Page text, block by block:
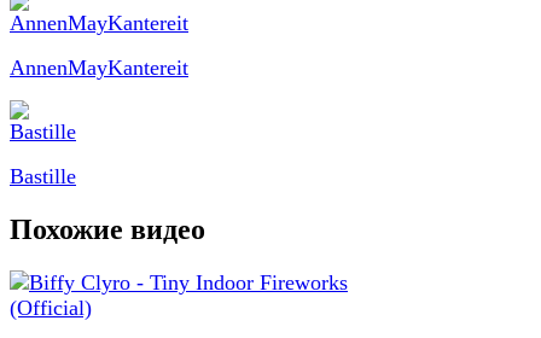
AnnenMayKantereit
Bastille
Похожие видео